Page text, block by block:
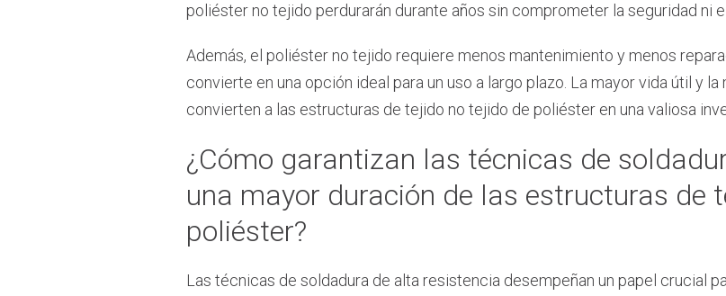
poliéster no tejido perdurarán durante años sin comprometer la seguridad ni
Además, el poliéster no tejido requiere menos mantenimiento y menos
convierte en una opción ideal para un uso a largo plazo. La mayor vida útil y
convierten a las estructuras de tejido no tejido de poliéster en una valiosa
¿Cómo garantizan las técnicas de
una mayor duración de las estructuras de
poliéster?
Las técnicas de soldadura de alta resistencia desempeñan un papel crucial